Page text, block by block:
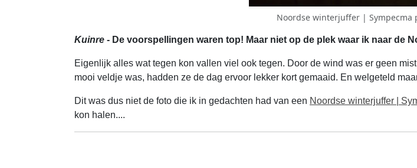
Noordse winterjuffer | Sympecma
Kuinre - De voorspellingen waren top! Maar niet op de plek waar ik naar de
Eigenlijk alles wat tegen kon vallen viel ook tegen. Door de wind was er geen
mooi veldje was, hadden ze de dag ervoor lekker kort gemaaid. En welgeteld
Dit was dus niet de foto die ik in gedachten had van een Noordse winterjuffer |
kon halen....